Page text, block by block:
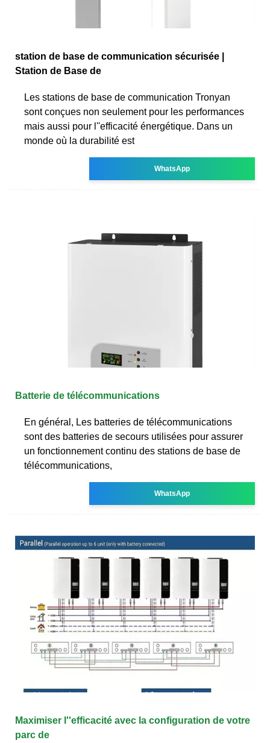
station de base de communication sécurisée |
Station de Base de
Les stations de base de communication Tronyan
sont conçues non seulement pour les performances
mais aussi pour l''efficacité énergétique. Dans un
monde où la durabilité est
WhatsApp
Batterie de télécommunications
En général, Les batteries de télécommunications
sont des batteries de secours utilisées pour assurer
un fonctionnement continu des stations de base de
télécommunications,
WhatsApp
Maximiser l''efficacité avec la configuration de votre
parc de